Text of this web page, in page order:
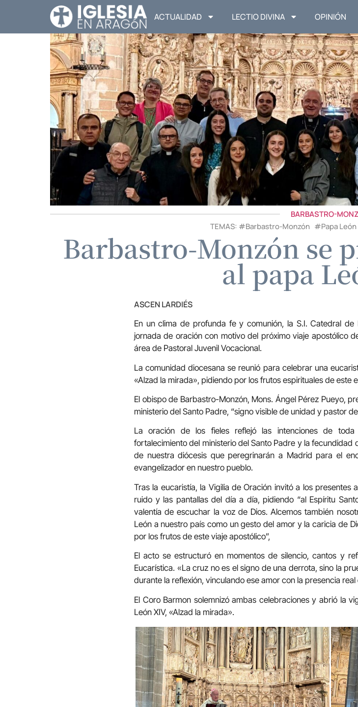
ACTUALIDAD LECTIO DIVINA OPINIÓN
BARBASTRO-
TEMAS: #Barbastro-Monzón #Papa León
Barbastro-Monzón se
al papa
ASCEN LARDIÉS
En un clima de profunda fe y comunión, la S.I. Catedral
jornada de oración con motivo del próximo viaje apostólico
área de Pastoral Juvenil Vocacional.
La comunidad diocesana se reunió para celebrar una
«Alzad la mirada», pidiendo por los frutos espirituales de este
El obispo de Barbastro-Monzón, Mons. Ángel Pérez Pueyo,
ministerio del Santo Padre, “signo visible de unidad y pastor
La oración de los fieles reflejó las intenciones de
fortalecimiento del ministerio del Santo Padre y la fecundidad
de nuestra diócesis que peregrinarán a Madrid para el
evangelizador en nuestro pueblo.
Tras la eucaristía, la Vigilia de Oración invitó a los
ruido y las pantallas del día a día, pidiendo “al Espíritu
valentía de escuchar la voz de Dios. Alcemos también
León a nuestro país como un gesto del amor y la caricia de
por los frutos de este viaje apostólico”,
El acto se estructuró en momentos de silencio, cantos y
Eucarística. «La cruz no es el signo de una derrota, sino la
durante la reflexión, vinculando ese amor con la presencia
El Coro Barmon solemnizó ambas celebraciones y abrió la
León XIV, «Alzad la mirada».